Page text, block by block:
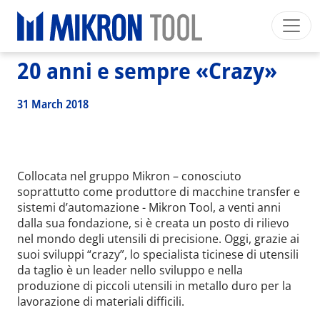
Mikron Group Automation Machining
Italiano Area riservata Download
Main navigation
SERVIZI
EXPERTISE
INSIDE MIKRON TOOL
Breadcrumb
HOME > NEWS EVENTS > NEWS > 20 ANNI E SEMPRE «CRAZY»
20 anni e sempre «Crazy»
31 March 2018
Collocata nel gruppo Mikron – conosciuto
soprattutto come produttore di macchine transfer e
sistemi d’automazione - Mikron Tool, a venti anni
dalla sua fondazione, si è creata un posto di rilievo
nel mondo degli utensili di precisione. Oggi, grazie ai
suoi sviluppi “crazy”, lo specialista ticinese di utensili
da taglio è un leader nello sviluppo e nella
produzione di piccoli utensili in metallo duro per la
lavorazione di materiali difficili.